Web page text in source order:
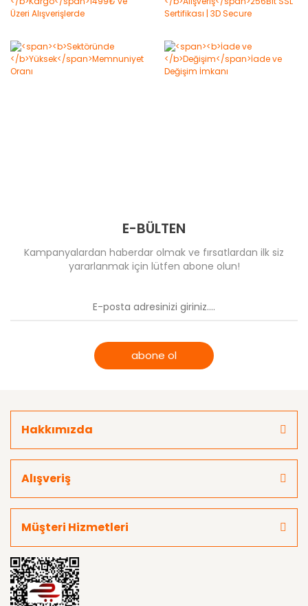
E-BÜLTEN
Kampanyalardan haberdar olmak ve fırsatlardan ilk siz
yararlanmak için lütfen abone olun!
abone ol
Hakkımızda
Alışveriş
Müşteri Hizmetleri